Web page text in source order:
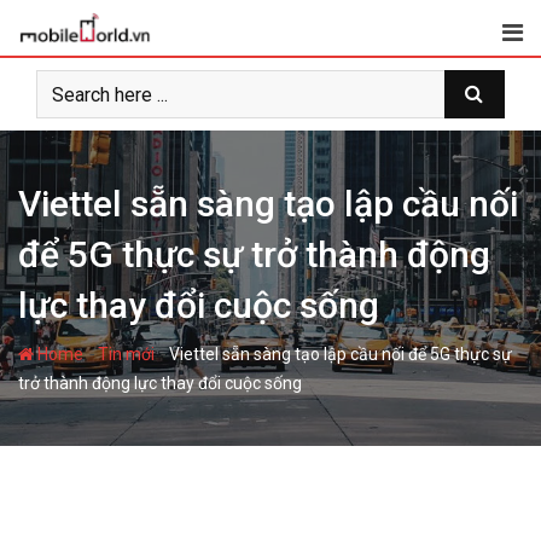
t
o
n
t
e
n
t
Viettel sẵn sàng tạo lập cầu nối
để 5G thực sự trở thành động
lực thay đổi cuộc sống
Home-Tin mới-Viettel sẵn sàng tạo lập cầu nối để 5G thực sự
trở thành động lực thay đổi cuộc sống